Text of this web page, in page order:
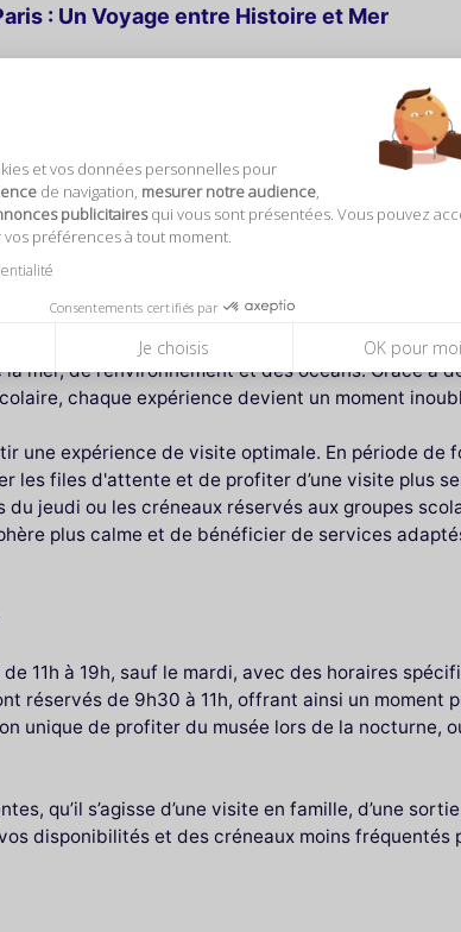
et vos données personnelles pour
de navigation, mesurer notre audience,
publicitairesqui vous sont présentées. Vous pouvez
préférences à tout moment.
Consentements certifiés par
Je choisis OK pour moi
: Un Voyage entre Histoire et Mer
collection impressionnante d’objets et de
À travers ses salles et ses expositions, les
instruments de navigation. Ce lieu iconique
enjeux maritimes, scientifiques et technologiques
?
à une simple découverte des objets exposés. Elle
mer, de l’environnement et des océans. Grâce à
chaque expérience devient un moment
une expérience de visite optimale. En période
les files d'attente et de profiter d’une visite plus
jeudi ou les créneaux réservés aux groupes
plus calme et de bénéficier de services
11h à 19h, sauf le mardi, avec des horaires
réservés de 9h30 à 11h, offrant ainsi un moment
unique de profiter du musée lors de la nocturne,
qu’il s’agisse d’une visite en famille, d’une
disponibilités et des créneaux moins fréquentés